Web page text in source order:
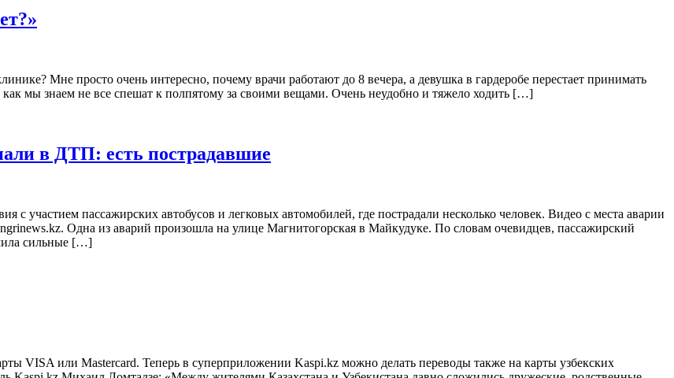
Мне просто очень интересно, почему врачи работают до 8 вечера, а девушка в гардеробе перестает принимать
как мы знаем не все спешат к полпятому за своими вещами. Очень неудобно и тяжело ходить […]
в ДТП: есть пострадавшие
участием пассажирских автобусов и легковых автомобилей, где пострадали несколько человек. Видео с места аварии
Одна из аварий произошла на улице Магнитогорская в Майкудуке. По словам очевидцев, пассажирский
сильные […]
VISA или Masterсard. Теперь в суперприложении Kaspi.kz можно делать переводы также на карты узбекских